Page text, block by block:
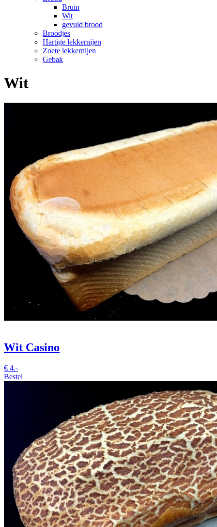
Bruin
Wit
gevuld brood
Broodjes
Hartige lekkernijen
Zoete lekkernijen
Gebak
Wit
Wit Casino
€ 4.-
Bestel